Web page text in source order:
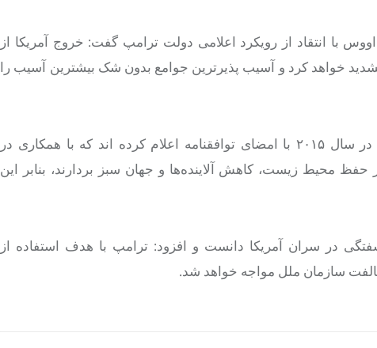
با انتقاد از رویکرد اعلامی دولت ترامپ گفت: خروج آمریکا از
خواهد کرد و آسیب پذیرترین جوامع بدون شک بیشترین آسیب را
سلست سائولو تاکید کرد: ۲۰۰ کشور عضو سازمان جهانی هواشناسی در سال ۲۰۱۵ با امضای توافقنامه اعلام کرده اند که با همکاری در
محیط زیست، کاهش آلاینده‌ها و جهان سبز بردارند، بنابر این
در سران آمریکا دانست و افزود: ترامپ با هدف استفاده از
سازمان ملل مواجه خواهد شد.